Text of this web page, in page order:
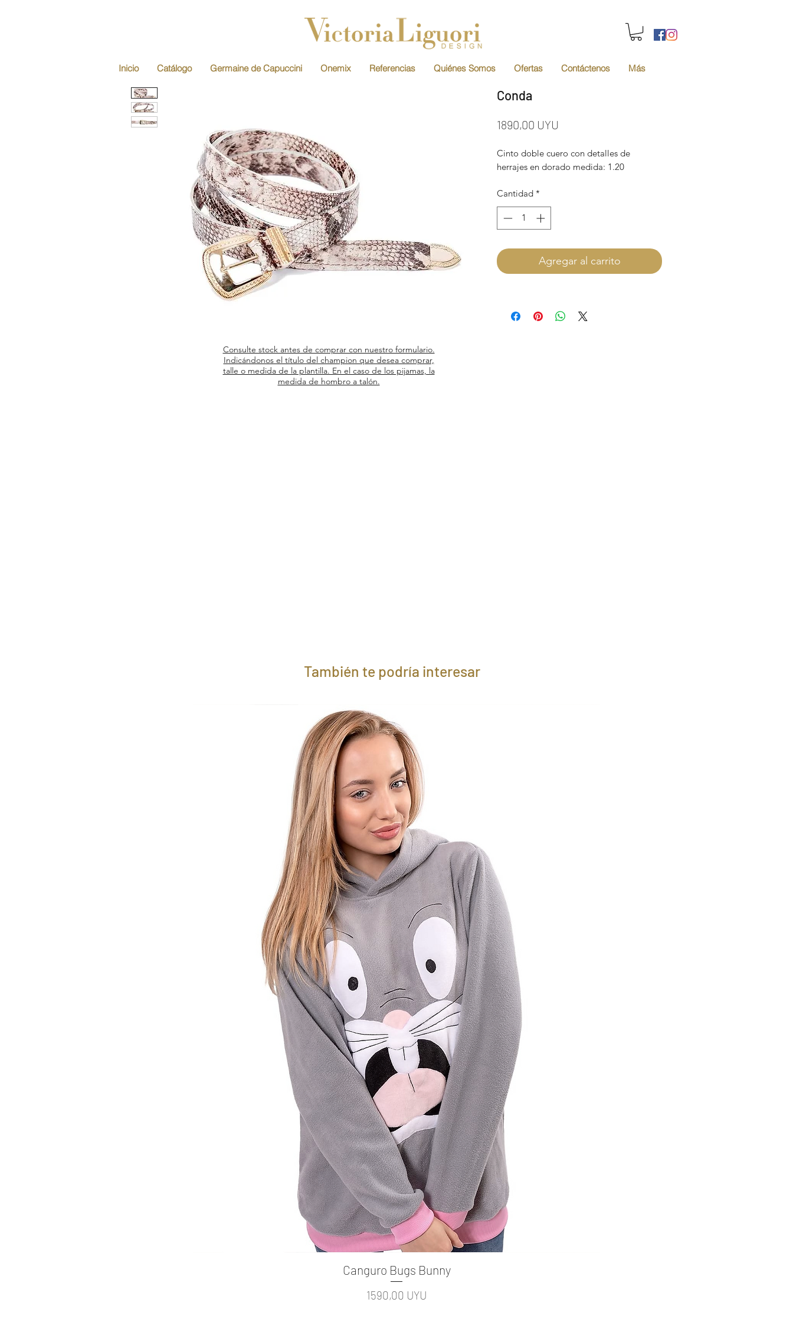
Inicio Catálogo Germaine de Capuccini Onemix Referencias Quiénes Somos Ofertas Contáctenos Más
Consulte stock antes de comprar con nuestro formulario.
Indicándonos el título del champion que desea comprar,
talle o medida de la plantilla. En el caso de los pijamas, la
medida de hombro a talón.
Conda
1890,00 UYU
Cinto doble cuero con detalles de
herrajes en dorado medida: 1.20
Cantidad *
Agregar al carrito
También te podría interesar
Vista rápida
Canguro Bugs Bunny
Precio
1590,00 UYU